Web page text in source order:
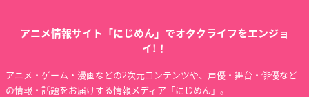
アニメ情報サイト「にじめん」でオタクライフをエンジョ
イ!！
アニメ・ゲーム・漫画などの2次元コンテンツや、声優・舞台・俳優など
の情報・話題をお届けする情報メディア「にじめん」。